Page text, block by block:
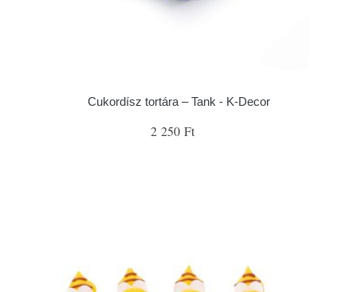
Cukordísz tortára – Tank - K-Decor
2 250 Ft